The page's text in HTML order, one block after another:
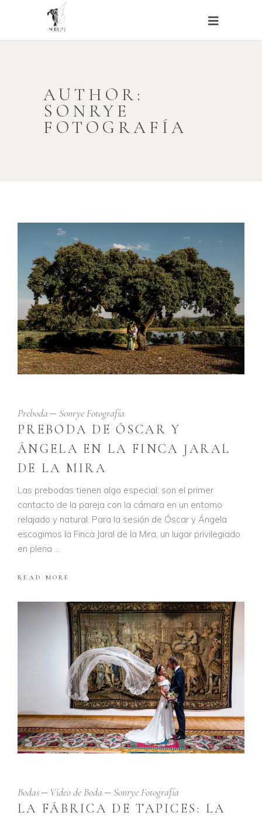
AUTHOR:
SONRYE
FOTOGRAFÍA
Preboda Sonrye Fotografía
PREBODA DE ÓSCAR Y
ÁNGELA EN LA FINCA JARAL
DE LA MIRA
Las prebodas tienen algo especial: son el primer
contacto de la pareja con la cámara en un entorno
relajado y natural. Para la sesión de Óscar y Ángela
escogimos la Finca Jaral de la Mira, un lugar privilegiado
en plena
READ MORE
Bodas Video de Boda Sonrye Fotografía
LA FÁBRICA DE TAPICES: LA